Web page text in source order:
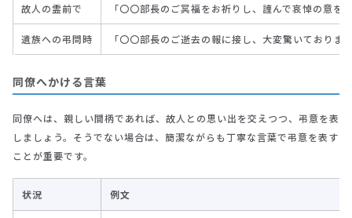
故人の霊前で 「〇〇部長のご冥福をお祈りし、謹んで哀悼の意を
遺族への弔問時 「〇〇部長のご逝去の報に接し、大変驚いており
同僚へかける言葉
同僚へは、親しい間柄であれば、故人との思い出を交えつつ、弔意を表
しましょう。そうでない場合は、簡潔ながらも丁寧な言葉で弔意を表す
ことが重要です。
状況 例文